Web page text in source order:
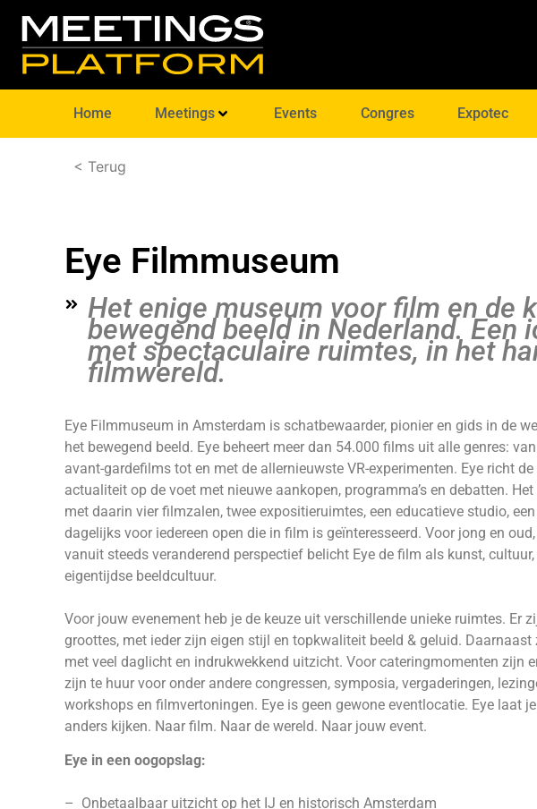
Home Meetings Events Congres Expotec
< Terug
Eye Filmmuseum
Het enige museum voor film en de
bewegend beeld in Nederland. Een
met spectaculaire ruimtes, in het
filmwereld.
Eye Filmmuseum in Amsterdam is schatbewaarder, pionier en gids in de
het bewegend beeld. Eye beheert meer dan 54.000 films uit alle genres:
avant-gardefilms tot en met de allernieuwste VR-experimenten. Eye richt
actualiteit op de voet met nieuwe aankopen, programma’s en debatten.
met daarin vier filmzalen, twee expositieruimtes, een educatieve studio,
dagelijks voor iedereen open die in film is geïnteresseerd. Voor jong en
vanuit steeds veranderend perspectief belicht Eye de film als kunst,
eigentijdse beeldcultuur.
Voor jouw evenement heb je de keuze uit verschillende unieke ruimtes. Er
groottes, met ieder zijn eigen stijl en topkwaliteit beeld & geluid.
met veel daglicht en indrukwekkend uitzicht. Voor cateringmomenten zijn
zijn te huur voor onder andere congressen, symposia, vergaderingen,
workshops en filmvertoningen. Eye is geen gewone eventlocatie. Eye laat
anders kijken. Naar film. Naar de wereld. Naar jouw event.
Eye in een oogopslag:
– Onbetaalbaar uitzicht op het IJ en historisch Amsterdam